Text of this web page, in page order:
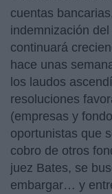
cuentas
indemnización del
continuará
hace unas
los laudos
resoluciones
(empresas y
oportunistas que
cobro de otros
juez Bates, se
embargar… y